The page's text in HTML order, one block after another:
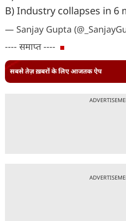
B) Industry collapses in 6
— Sanjay Gupta
---- समाप्त ----
सबसे तेज़ ख़बरों के लिए आजतक ऐप